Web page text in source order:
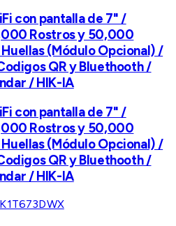
con pantalla de 7" /
Rostros y 50,000
(Módulo Opcional) /
QR y Bluethooth /
/ HIK-IA
con pantalla de 7" /
Rostros y 50,000
(Módulo Opcional) /
QR y Bluethooth /
/ HIK-IA